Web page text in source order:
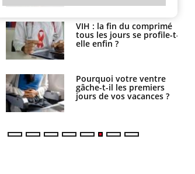
VIH : la fin du comprimé
tous les jours se profile-t-
elle enfin ?
Pourquoi votre ventre
gâche-t-il les premiers
jours de vos vacances ?